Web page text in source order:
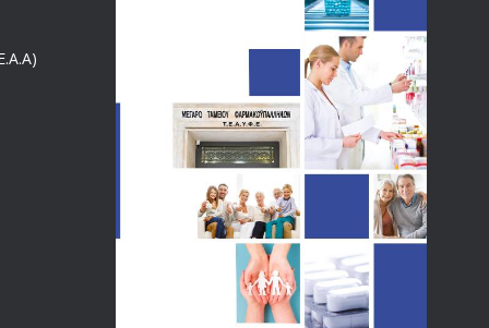
4129
18/12/2019
4024
Αναπηρικές συντάξεις: Έρχεται νέα απόφαση από το
υπουργείο Εργασίας -Τι είπε η Δ. Μιχαηλίδου για τις
3769